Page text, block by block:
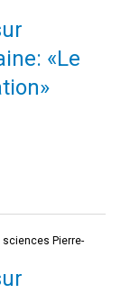
«Le
sciences Pierre-